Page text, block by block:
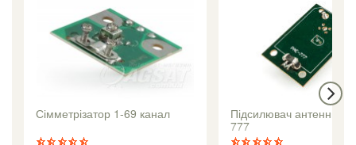
Сімметрізатор 1-69 канал
Підсилювач антенний
777